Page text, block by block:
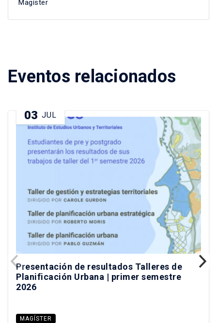
Magíster
Eventos relacionados
03 JUL
Presentación de resultados Talleres de
Planificación Urbana | primer semestre
2026
MAGÍSTER